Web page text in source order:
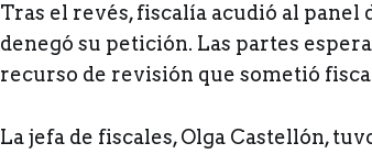
Tras el revés, fiscalía acudió al
denegó su petición. Las partes
recurso de revisión que sometió
La jefa de fiscales, Olga Castellón,